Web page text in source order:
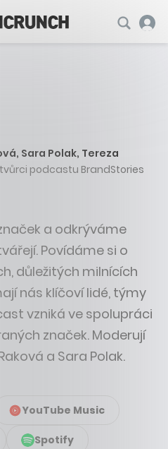
Sara Polak, Tereza
tvůrci podcastu BrandStories
a odkrýváme
Povídáme si o
důležitých milnících
nás klíčoví lidé, týmy
vzniká ve spolupráci
značek. Moderují
a Sara Polak.
YouTube Music
Spotify